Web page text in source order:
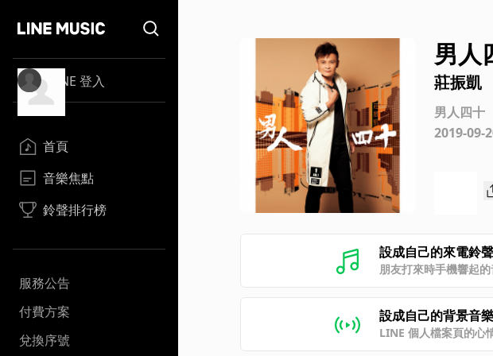
LINE 登入
首頁
音樂焦點
鈴聲排行榜
服務公告
付費方案
兌換序號
男人
莊振凱
男人四十
2019-09-
設成自己的來電鈴聲
朋友打來時手機響起
設成自己的背景音樂
LINE 個人檔案頁的心